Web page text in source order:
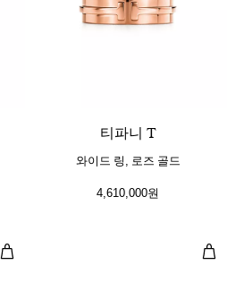
티파니 T
와이드 링, 로즈 골드
4,610,000원
트루 와이드 링, 골드, 파베 다이아트